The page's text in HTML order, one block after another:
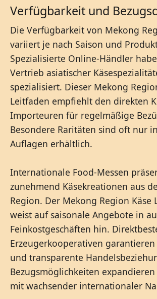
Verfügbarkeit und
Die Verfügbarkeit von Mekong
variiert je nach Saison und
Spezialisierte Online-Händler
Vertrieb asiatischer
spezialisiert. Dieser Mekong
Leitfaden empfiehlt den direkten
Importeuren für regelmäßige
Besondere Raritäten sind oft nur
Auflagen erhältlich.
Internationale Food-Messen
zunehmend Käsekreationen aus
Region. Der Mekong Region Käse
weist auf saisonale Angebote in
Feinkostgeschäften hin.
Erzeugerkooperativen garantieren
und transparente
Bezugsmöglichkeiten
mit wachsender internationaler